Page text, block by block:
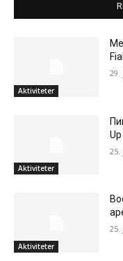
Aktiviteter
29.
Aktiviteter
25.
Aktiviteter
25.